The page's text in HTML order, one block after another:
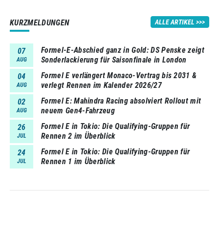
KURZMELDUNGEN ALLE ARTIKEL
07
AUG
Formel-E-Abschied ganz in Gold: DS Penske zeigt
Sonderlackierung für Saisonfinale in London
04
AUG
Formel E verlängert Monaco-Vertrag bis 2031 &
verlegt Rennen im Kalender 2026/27
02
AUG
Formel E: Mahindra Racing absolviert Rollout mit
neuem Gen4-Fahrzeug
26
JUL
Formel E in Tokio: Die Qualifying-Gruppen für
Rennen 2 im Überblick
24
JUL
Formel E in Tokio: Die Qualifying-Gruppen für
Rennen 1 im Überblick